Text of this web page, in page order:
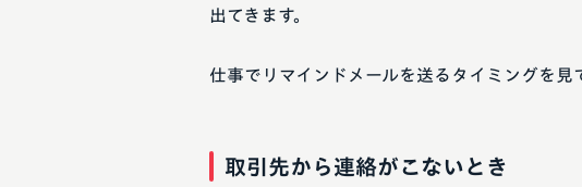
出てきます。
仕事でリマインドメールを送るタイミングを見
取引先から連絡がこないとき